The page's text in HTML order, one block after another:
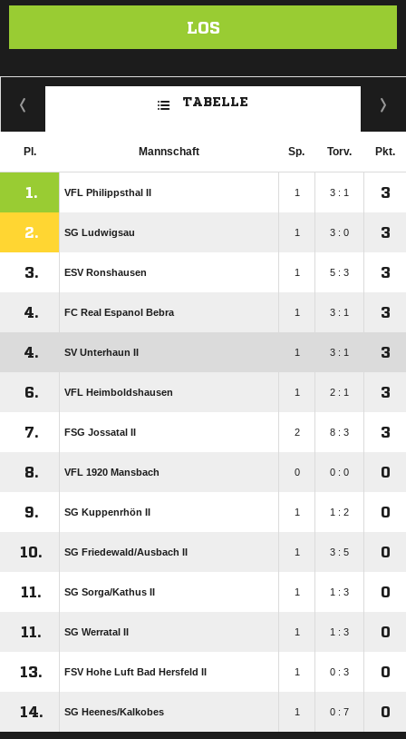
LOS
TABELLE
Pl. Mannschaft Sp. Torv. Pkt.
1. VFL Philippsthal II 1 3 : 1 3
2. SG Ludwigsau 1 3 : 0 3
3. ESV Ronshausen 1 5 : 3 3
4. FC Real Espanol Bebra 1 3 : 1 3
4. SV Unterhaun II 1 3 : 1 3
6. VFL Heimboldshausen 1 2 : 1 3
7. FSG Jossatal II 2 8 : 3 3
8. VFL 1920 Mansbach 0 0 : 0 0
9. SG Kuppenrhön II 1 1 : 2 0
10. SG Friedewald/​Ausbach II 1 3 : 5 0
11. SG Sorga/​Kathus II 1 1 : 3 0
11. SG Werratal II 1 1 : 3 0
13. FSV Hohe Luft Bad Hersfeld II 1 0 : 3 0
14. SG Heenes/​Kalkobes 1 0 : 7 0